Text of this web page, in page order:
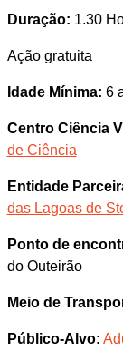
Duração: 1.30
Ação gratuita
Idade Mínima: 6
Centro Ciência
de Ciência
Entidade
das Lagoas de
Ponto de
do Outeirão
Meio de
Público-Alvo: